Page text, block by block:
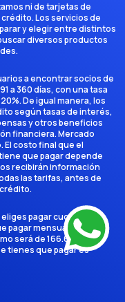
ni de tarjetas de
Los servicios de
y elegir entre distintos
diversos productos
a encontrar socios de
a 360 días, con una tasa
De igual manera, los
según tasas de interés,
y otros beneficios
financiera. Mercado
El costo final que el
que pagar depende
recibirán información
las tarifas, antes de
pagar cuotas en 6
pagar mensualmente es
será de 166.666,7
tienes que pagar es